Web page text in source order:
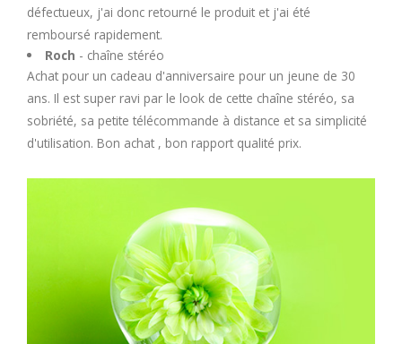
défectueux, j'ai donc retourné le produit et j'ai été
remboursé rapidement.
Roch - chaîne stéréo
Achat pour un cadeau d'anniversaire pour un jeune de 30
ans. Il est super ravi par le look de cette chaîne stéréo, sa
sobriété, sa petite télécommande à distance et sa simplicité
d'utilisation. Bon achat , bon rapport qualité prix.